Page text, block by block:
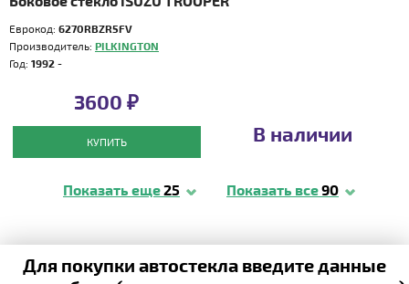
Еврокод: 6270RBZR5FV
Производитель: PILKINGTON
Год: 1992 -
3600 ₽
КУПИТЬ В наличии
Показать еще25 Показать все90
Для покупки автостекла введите данные